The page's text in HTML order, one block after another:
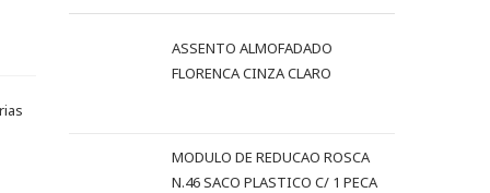
ASSENTO ALMOFADADO
FLORENCA CINZA CLARO
MODULO DE REDUCAO ROSCA
N.46 SACO PLASTICO C/ 1 PECA